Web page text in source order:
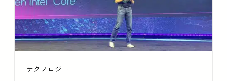
テクノロジー